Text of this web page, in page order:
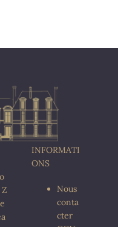
INFORMATI
ONS
Nous
conta
cter